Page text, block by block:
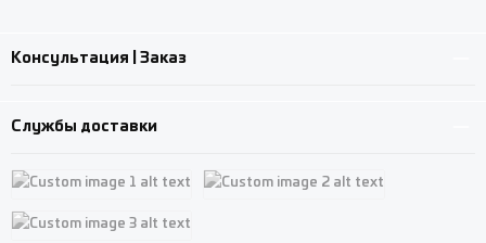
Консультация | Заказ
Службы доставки
Custom image 1